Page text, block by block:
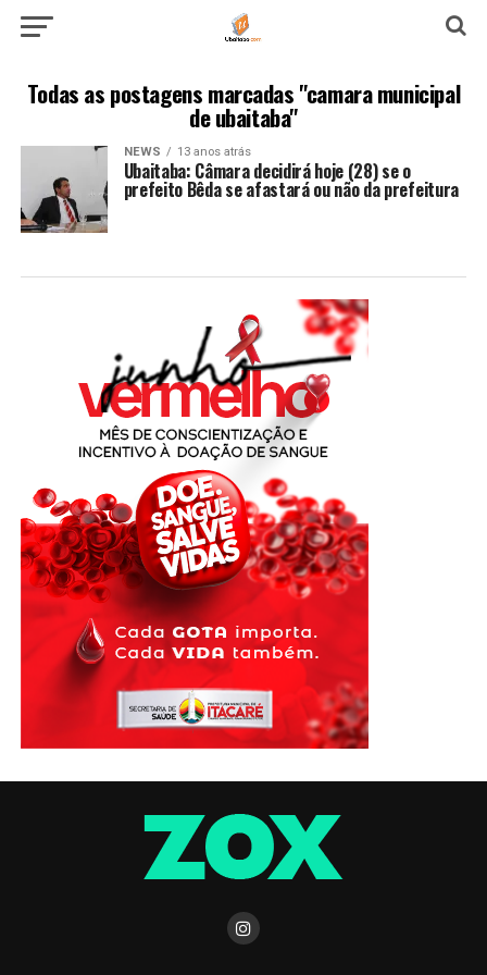
Todas as postagens marcadas "camara municipal
de ubaitaba"
NEWS 13 anos atrás
Ubaitaba: Câmara decidirá hoje (28) se o
prefeito Bêda se afastará ou não da prefeitura